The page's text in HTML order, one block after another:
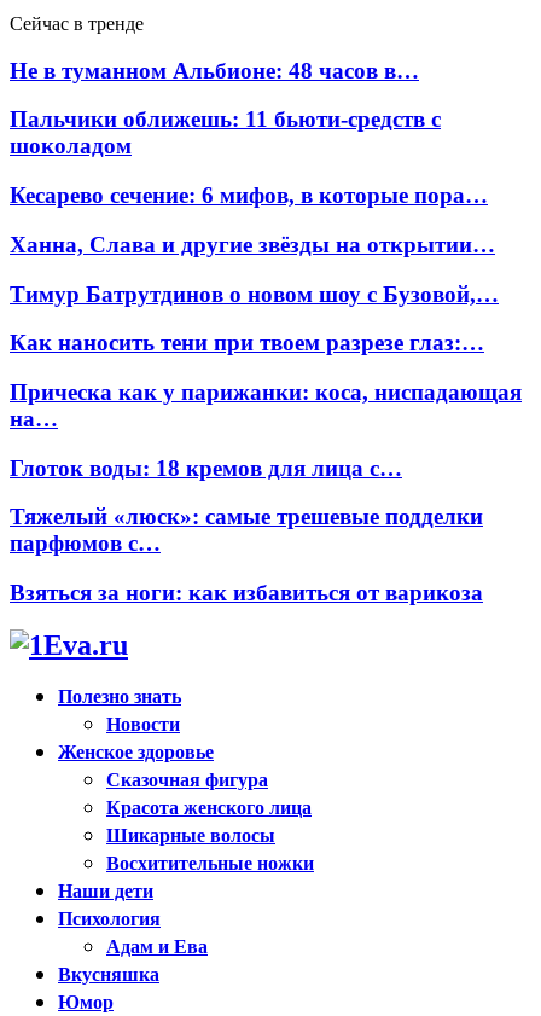
Сейчас в тренде
Не в туманном Альбионе: 48 часов в…
Пальчики оближешь: 11 бьюти-средств с
шоколадом
Кесарево сечение: 6 мифов, в которые пора…
Ханна, Слава и другие звёзды на открытии…
Тимур Батрутдинов о новом шоу с Бузовой,…
Как наносить тени при твоем разрезе глаз:…
Прическа как у парижанки: коса, ниспадающая
на…
Глоток воды: 18 кремов для лица с…
Тяжелый «люск»: самые трешевые подделки
парфюмов с…
Взяться за ноги: как избавиться от варикоза
Полезно знать
Новости
Женское здоровье
Сказочная фигура
Красота женского лица
Шикарные волосы
Восхитительные ножки
Наши дети
Психология
Адам и Ева
Вкусняшка
Юмор